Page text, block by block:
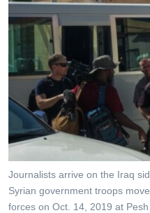
ကျော်
ရန်
အ
စာမျက်နှာ
သို့
ကြည့်
အစ္စရေး-ပါလက်စတိုင်း
အင်္ဂလိပ်စာလေ့လာမယ်
အမေရိကန်သုံးအီဒီယံ
မကြေးမုံရဲ့ အင်္ဂလိပ်စာ
ရုပ်ရှင်ထဲက အင်္ဂလိပ်စာ
သုတပဒေသာ အင်္ဂလိပ်စာ
အပတ်စဉ်ကဏ္ဍများ
ရေဒီယို
တီဗွီ
ရေဒီယိုနှင့်ရုပ်သံ အချက်အလ
ရေဒီယို/တီဗွီအစီအစဉ်
Learning English
ဗွီအိုအေ လူမှုကွန်ယက်များ
Journalists arrive on the Iraq
Syrian government troops
forces on Oct. 14, 2019 at